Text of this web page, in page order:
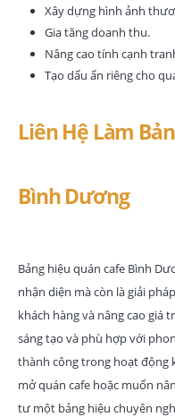
Xây dựng hình ảnh
Gia tăng doanh thu.
Nâng cao tính cạnh
Tạo dấu ấn riêng cho
Liên Hệ Làm
Bình Dương
Bảng hiệu quán cafe Bình
nhận diện mà còn là giải
khách hàng và nâng cao giá
sáng tạo và phù hợp với
thành công trong hoạt động
mở quán cafe hoặc muốn
tư một bảng hiệu chuyên